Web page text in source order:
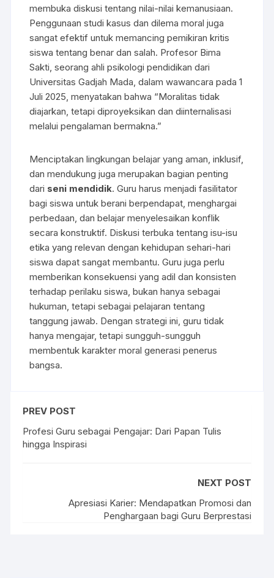
membuka diskusi tentang nilai-nilai kemanusiaan.
Penggunaan studi kasus dan dilema moral juga
sangat efektif untuk memancing pemikiran kritis
siswa tentang benar dan salah. Profesor Bima
Sakti, seorang ahli psikologi pendidikan dari
Universitas Gadjah Mada, dalam wawancara pada 1
Juli 2025, menyatakan bahwa “Moralitas tidak
diajarkan, tetapi diproyeksikan dan diinternalisasi
melalui pengalaman bermakna.”
Menciptakan lingkungan belajar yang aman, inklusif,
dan mendukung juga merupakan bagian penting
dari seni mendidik. Guru harus menjadi fasilitator
bagi siswa untuk berani berpendapat, menghargai
perbedaan, dan belajar menyelesaikan konflik
secara konstruktif. Diskusi terbuka tentang isu-isu
etika yang relevan dengan kehidupan sehari-hari
siswa dapat sangat membantu. Guru juga perlu
memberikan konsekuensi yang adil dan konsisten
terhadap perilaku siswa, bukan hanya sebagai
hukuman, tetapi sebagai pelajaran tentang
tanggung jawab. Dengan strategi ini, guru tidak
hanya mengajar, tetapi sungguh-sungguh
membentuk karakter moral generasi penerus
bangsa.
PREV POST
Profesi Guru sebagai Pengajar: Dari Papan Tulis
hingga Inspirasi
NEXT POST
Apresiasi Karier: Mendapatkan Promosi dan
Penghargaan bagi Guru Berprestasi